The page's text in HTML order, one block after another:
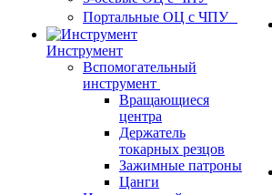
Портальные ОЦ с ЧПУ
Инструмент
Вспомогательный
инструмент
Вращающиеся
центра
Держатель
токарных резцов
Зажимные патроны
Цанги